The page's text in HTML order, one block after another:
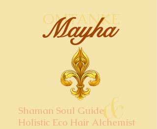
OMTANKE
Mayha
Shaman Soul Guide
Holistic Eco Hair Alchemist
&